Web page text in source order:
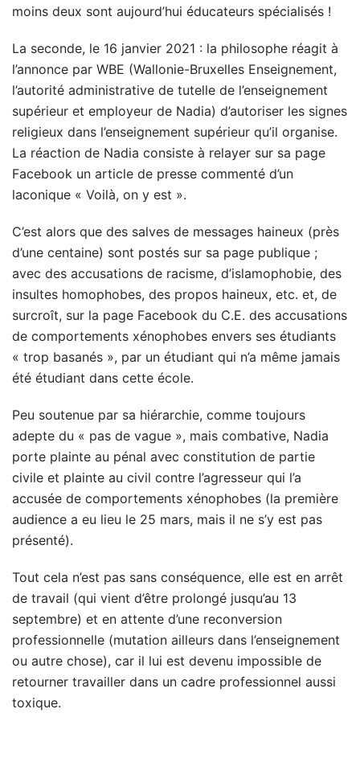
moins deux sont aujourd’hui éducateurs spécialisés !
La seconde, le 16 janvier 2021 : la philosophe réagit à
l’annonce par WBE (Wallonie-Bruxelles Enseignement,
l’autorité administrative de tutelle de l’enseignement
supérieur et employeur de Nadia) d’autoriser les signes
religieux dans l’enseignement supérieur qu’il organise.
La réaction de Nadia consiste à relayer sur sa page
Facebook un article de presse commenté d’un
laconique « Voilà, on y est ».
C’est alors que des salves de messages haineux (près
d’une centaine) sont postés sur sa page publique ;
avec des accusations de racisme, d’islamophobie, des
insultes homophobes, des propos haineux, etc. et, de
surcroît, sur la page Facebook du C.E. des accusations
de comportements xénophobes envers ses étudiants
« trop basanés », par un étudiant qui n’a même jamais
été étudiant dans cette école.
Peu soutenue par sa hiérarchie, comme toujours
adepte du « pas de vague », mais combative, Nadia
porte plainte au pénal avec constitution de partie
civile et plainte au civil contre l’agresseur qui l’a
accusée de comportements xénophobes (la première
audience a eu lieu le 25 mars, mais il ne s’y est pas
présenté).
Tout cela n’est pas sans conséquence, elle est en arrêt
de travail (qui vient d’être prolongé jusqu’au 13
septembre) et en attente d’une reconversion
professionnelle (mutation ailleurs dans l’enseignement
ou autre chose), car il lui est devenu impossible de
retourner travailler dans un cadre professionnel aussi
toxique.